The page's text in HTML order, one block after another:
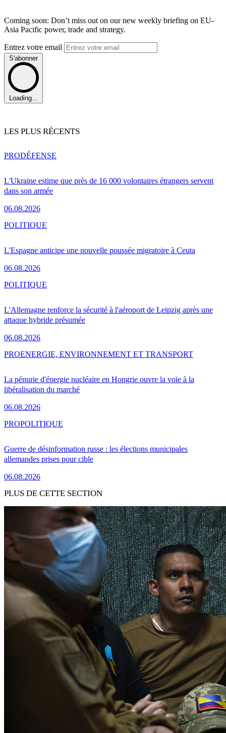
Coming soon: Don’t miss out on our new weekly briefing on EU-
Asia Pacific power, trade and strategy.
Entrez votre email
S'abonner
Loading...
LES PLUS RÉCENTS
L'Ukraine estime que près de 16 000 volontaires étrangers servent
dans son armée
06.08.2026
PRODÉFENSE
L'Espagne anticipe une nouvelle poussée migratoire à Ceuta
06.08.2026
POLITIQUE
L'Allemagne renforce la sécurité à l'aéroport de Leipzig après une
attaque hybride présumée
06.08.2026
POLITIQUE
La pénurie d'énergie nucléaire en Hongrie ouvre la voie à la
libéralisation du marché
06.08.2026
PROENERGIE, ENVIRONNEMENT ET TRANSPORT
Guerre de désinformation russe : les élections municipales
allemandes prises pour cible
06.08.2026
PROPOLITIQUE
PLUS DE CETTE SECTION